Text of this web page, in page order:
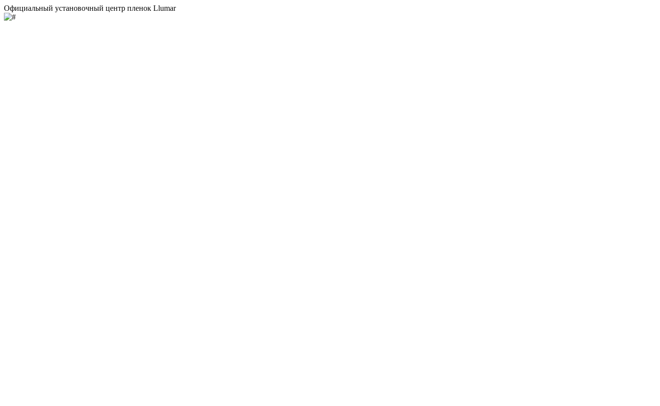
Официальный установочный центр пленок Llumar